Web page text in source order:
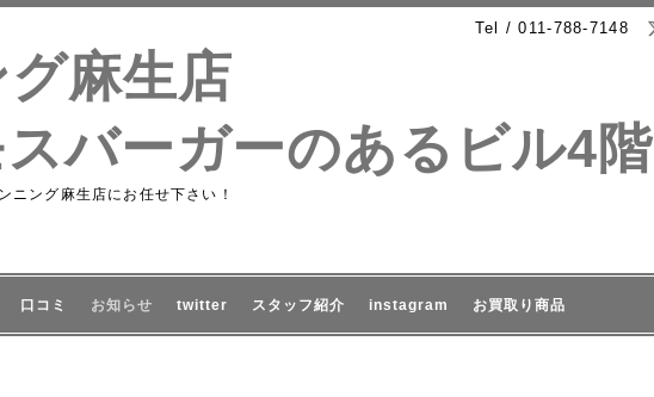
Tel / 011-788-7148
麻生店
バーガーのあるビル4階
ニング麻生店にお任せ下さい！
口コミ お知らせ twitter スタッフ紹介 instagram お買取り商品